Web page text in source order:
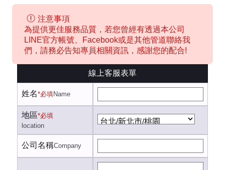
注意事項
為提供更佳服務品質，若您曾經有透過本公司
LINE官方帳號、Facebook或是其他管道聯絡我
們，請務必告知專員相關資訊，感謝您的配合!
線上客服表單
姓名*必填Name
地區*必填
location
公司名稱Company